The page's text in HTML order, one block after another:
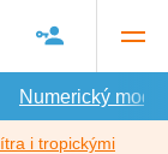
Numerický model
i tropickými